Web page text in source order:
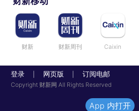
财新 财新周刊 Caixin
登录 网页版 订阅电邮
Copyright 财新网 All Rights Reserved
App 内打开